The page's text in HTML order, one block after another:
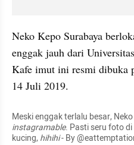
Neko Kepo Surabaya
enggak jauh dari
Kafe imut ini resmi dibuka
14 Juli 2019.
instagramable. Pasti seru foto
kucing, hihihi - By